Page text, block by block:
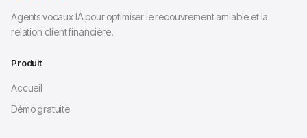
Agents vocaux IA pour optimiser le recouvrement amiable et la
relation client financière.
Produit
Accueil
Démo gratuite